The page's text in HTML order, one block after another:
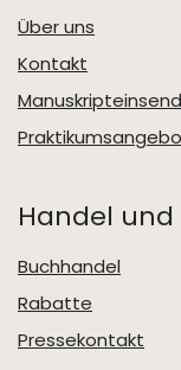
Über uns
Kontakt
Handel und
Buchhandel
Rabatte
Pressekontakt